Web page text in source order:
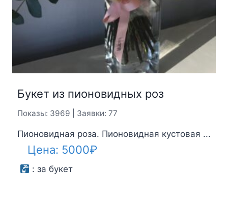
Букет из пионовидных роз
Показы: 3969 | Заявки: 77
Пионовидная роза. Пионовидная кустовая ...
Цена: 5000₽
: за букет